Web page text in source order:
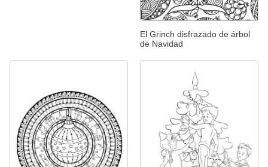
El Grinch disfrazado de árbol
de Navidad